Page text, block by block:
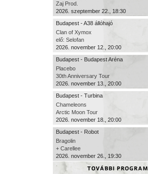
Zaj Prod.
2026. szeptember 22., 18:30
Budapest - A38 állóhajó
Clan of Xymox
elő: Selofan
2026. november 12., 20:00
Budapest - Budapest Aréna
Placebo
30th Anniversary Tour
2026. november 13., 20:00
Budapest - Turbina
Chameleons
Arctic Moon Tour
2026. november 18., 20:00
Budapest - Robot
Bragolin
+ Carellee
2026. november 26., 19:30